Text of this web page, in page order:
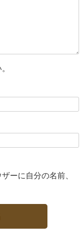
ーに自分の名前、